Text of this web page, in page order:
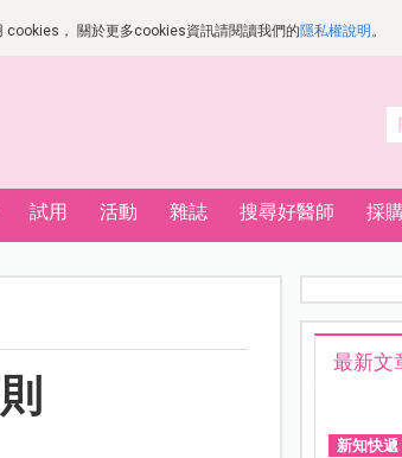
cookies， 關於更多cookies資訊請閱讀我們的隱私權說明 。
試用 活動 雜誌 搜尋好醫師 採
最新文
新知快遞